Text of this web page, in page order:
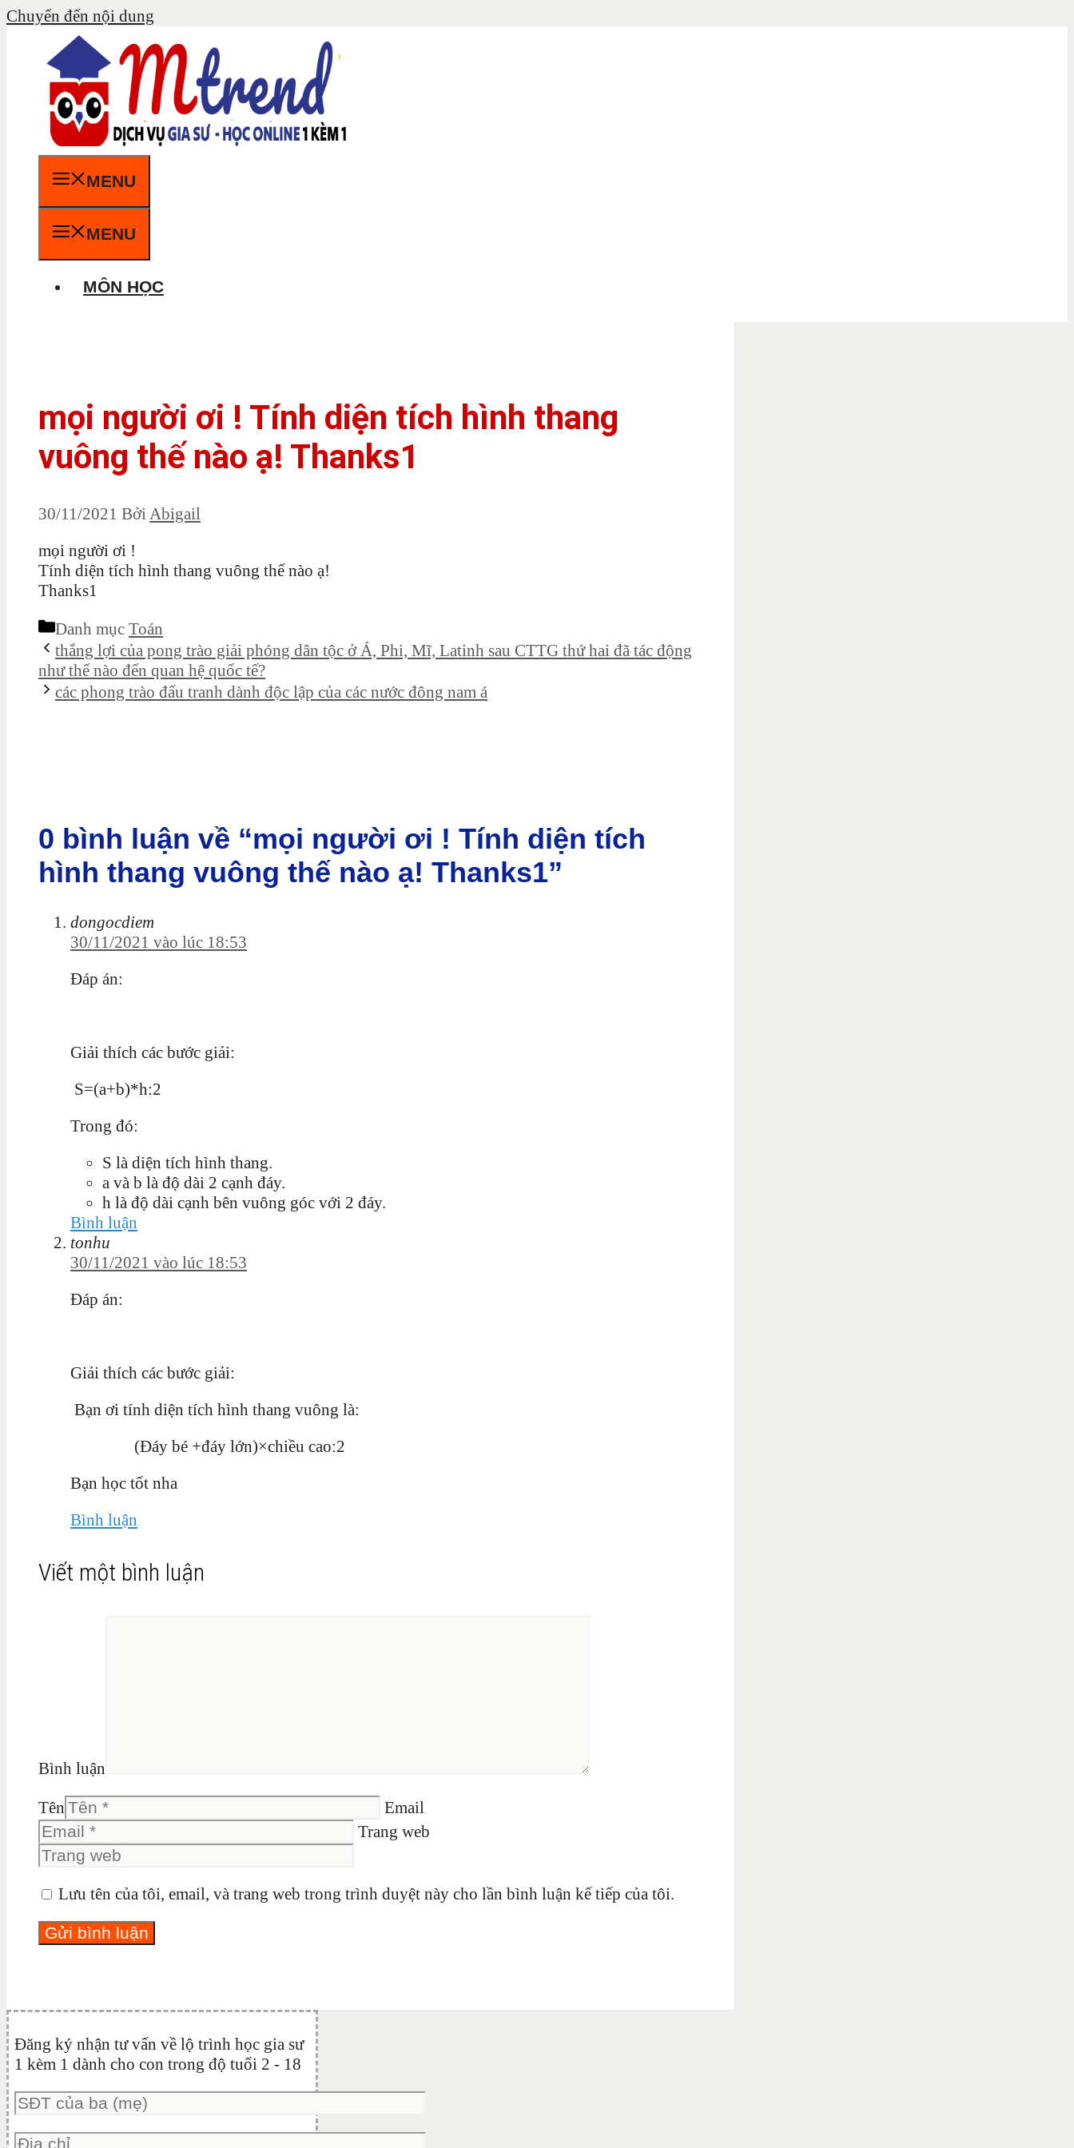
Chuyển đến nội dung
MENU
MENU
MÔN HỌC
mọi người ơi ! Tính diện tích hình thang
vuông thế nào ạ! Thanks1
30/11/2021 Bởi Abigail
mọi người ơi !
Tính diện tích hình thang vuông thế nào ạ!
Thanks1
Danh mục Toán
thắng lợi của pong trào giải phóng dân tộc ở Á, Phi, Mĩ, Latinh sau CTTG thứ hai đã tác động
như thế nào đến quan hệ quốc tế?
các phong trào đấu tranh dành độc lập của các nước đông nam á
0 bình luận về “mọi người ơi ! Tính diện tích
hình thang vuông thế nào ạ! Thanks1”
dongocdiem
30/11/2021 vào lúc 18:53
Đáp án:
Giải thích các bước giải:
S=(a+b)*h:2
Trong đó:
S là diện tích hình thang.
a và b là độ dài 2 cạnh đáy.
h là độ dài cạnh bên vuông góc với 2 đáy.
Bình luận
tonhu
30/11/2021 vào lúc 18:53
Đáp án:
Giải thích các bước giải:
Bạn ơi tính diện tích hình thang vuông là:
(Đáy bé +đáy lớn)×chiều cao:2
Bạn học tốt nha
Bình luận
Viết một bình luận
Bình luận
Tên
Email
Trang web
Lưu tên của tôi, email, và trang web trong trình duyệt này cho lần bình luận kế tiếp của tôi.
Đăng ký nhận tư vấn về lộ trình học gia sư
1 kèm 1 dành cho con trong độ tuổi 2 - 18